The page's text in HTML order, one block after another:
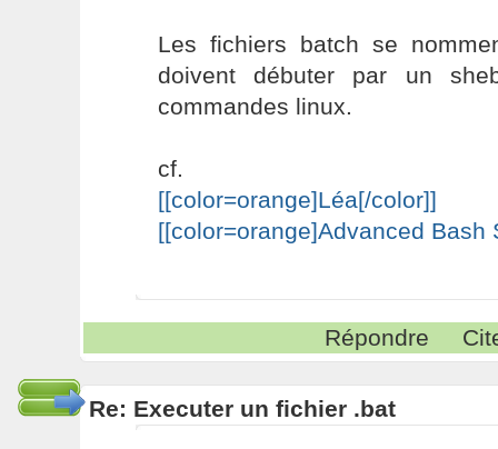
Les fichiers batch se
doivent débuter par un
commandes linux.
cf.
[[color=orange]Léa[/color]]
[[color=orange]Advanced Bash
Répondre
Re: Executer un fichier .bat